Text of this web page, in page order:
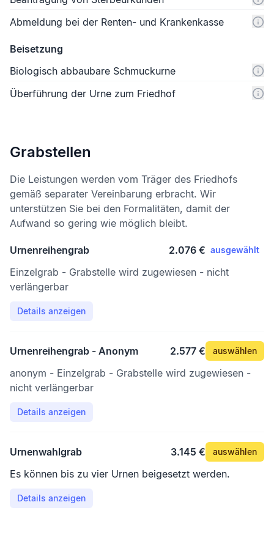
Abmeldung bei der Renten- und Krankenkasse
Beisetzung
Biologisch abbaubare Schmuckurne
Überführung der Urne zum Friedhof
Grabstellen
Die Leistungen werden vom Träger des Friedhofs
gemäß separater Vereinbarung erbracht. Wir
unterstützen Sie bei den Formalitäten, damit der
Aufwand so gering wie möglich bleibt.
Urnenreihengrab 2.076 € ausgewählt
Einzelgrab - Grabstelle wird zugewiesen - nicht
verlängerbar
Details anzeigen
Urnenreihengrab - Anonym 2.577 € auswählen
anonym - Einzelgrab - Grabstelle wird zugewiesen -
nicht verlängerbar
Details anzeigen
Urnenwahlgrab 3.145 € auswählen
Es können bis zu vier Urnen beigesetzt werden.
Details anzeigen